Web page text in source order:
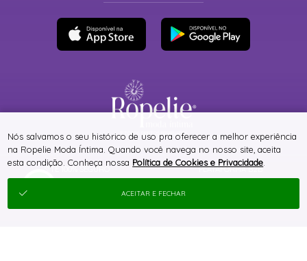
SITE 100% SEGURO PLATAFORMA B2B
® TODOS DIREITOS RESERVADOS
Nós salvamos o seu histórico de uso pra oferecer a melhor experiência
na Ropelie Moda Íntima. Quando você navega no nosso site, aceita
esta condição. Conheça nossa Política de Cookies e Privacidade
ACEITAR E FECHAR